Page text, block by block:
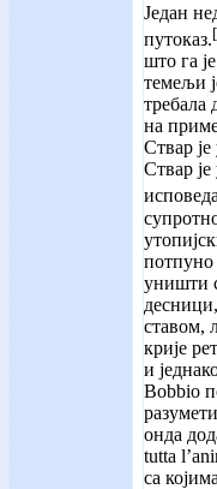
Један
путоказ.
што га
темељи
требала
на
Ствар
Ствар
потпуно
уништи
ставом,
крије
и
Bobbio
онда
tutta
са